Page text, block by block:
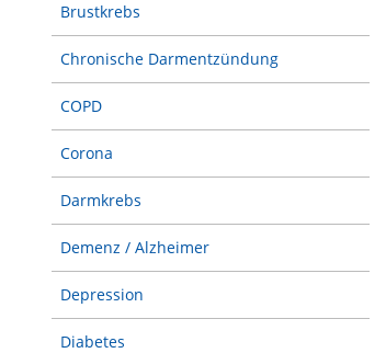
Brustkrebs
Chronische Darmentzündung
COPD
Corona
Darmkrebs
Demenz / Alzheimer
Depression
Diabetes